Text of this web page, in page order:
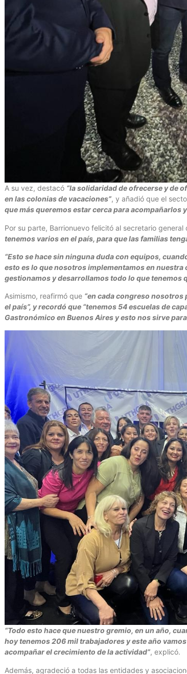
A su vez, destacó “la solidaridad de ofrecerse y de
en las colonias de vacaciones”, y añadió que el
que más queremos estar cerca para acompañarlos
Por su parte, Barrionuevo felicitó al secretario
tenemos varios en el país, para que las familias
“Esto se hace sin ninguna duda con equipos,
esto es lo que nosotros implementamos en
gestionamos y desarrollamos todo lo que tenemos
Asimismo, reafirmó que “en cada congreso
el país”, y recordó que “tenemos 54 escuelas de
Gastronómico en Buenos Aires y esto nos sirve
“Todo esto hace que nuestro gremio, en un año,
hoy tenemos 206 mil trabajadores y este año
acompañar el crecimiento de la actividad”, explicó.
Además, agradeció a todas las entidades y